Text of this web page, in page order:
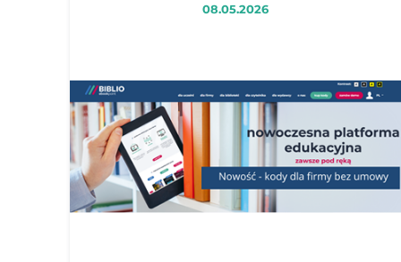
08.05.2026